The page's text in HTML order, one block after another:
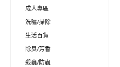
成人專區
洗曬/掃除
生活百貨
除臭/芳香
殺蟲/防蟲